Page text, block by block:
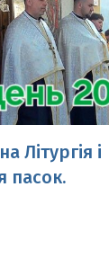
Літургія і
пасок.